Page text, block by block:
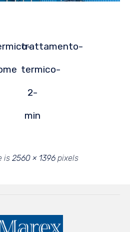
trattamento-
termico-
2-
min
is 2560 × 1396 pixels